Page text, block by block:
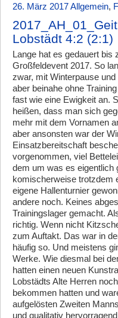
26. März 2017Allgemein,
Lobstädt 4:2 (2:1)
Lange hat es gedauert bis
Großfeldevent 2017. So
zwar, mit Winterpause
aber beinahe ohne
fast wie eine Ewigkeit an.
heißen, dass man sich
mehr mit dem Vornamen
aber ansonsten war der
Einsatzbereitschaft
vorgenommen, viel
dem um was es eigentlich
komischerweise trotzdem
eigene Hallenturnier
andere noch. Keines
Trainingslager gemacht.
richtig. Wenn nicht
zum Auftakt. Das war in
häufig so. Und meistens
Werke. Wie diesmal bei
hatten einen neuen
Lobstädts Alte Herren
bekommen hatten und
aufgelösten Zweiten
und qualitativ